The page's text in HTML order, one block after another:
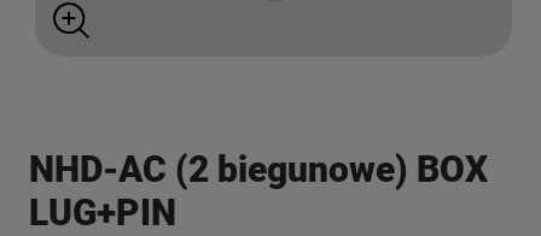
NHD-AC (2 biegunowe) BOX
LUG+PIN